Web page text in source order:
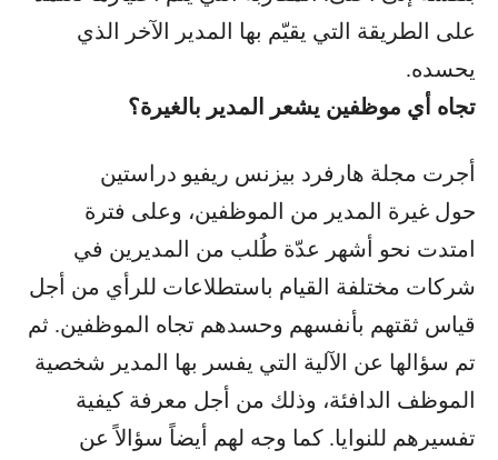
على الطريقة التي يقيّم بها المدير الآخر الذي
يحسده.
تجاه أي موظفين يشعر المدير بالغيرة؟
أجرت مجلة هارفرد بيزنس ريفيو دراستين
حول غيرة المدير من الموظفين، وعلى فترة
امتدت نحو أشهر عدّة طُلب من المديرين في
شركات مختلفة القيام باستطلاعات للرأي من أجل
قياس ثقتهم بأنفسهم وحسدهم تجاه الموظفين. ثم
تم سؤالها عن الآلية التي يفسر بها المدير شخصية
الموظف الدافئة، وذلك من أجل معرفة كيفية
تفسيرهم للنوايا. كما وجه لهم أيضاً سؤالاً عن